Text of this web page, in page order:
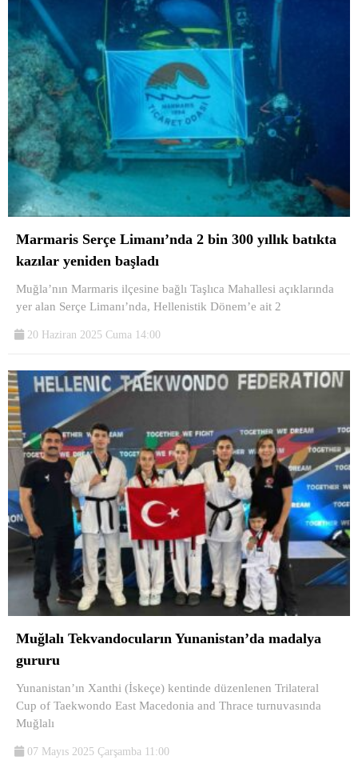
Marmaris Serçe Limanı’nda 2 bin 300 yıllık batıkta
kazılar yeniden başladı
Muğla’nın Marmaris ilçesine bağlı Taşlıca Mahallesi açıklarında
yer alan Serçe Limanı’nda, Hellenistik Dönem’e ait 2
20 Haziran 2025 Cuma 14:00
Muğlalı Tekvandocuların Yunanistan’da madalya
gururu
Yunanistan’ın Xanthi (İskeçe) kentinde düzenlenen Trilateral
Cup of Taekwondo East Macedonia and Thrace turnuvasında
Muğlalı
07 Mayıs 2025 Çarşamba 11:00